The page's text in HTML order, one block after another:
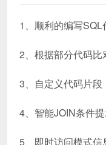
1、顺利的编写SQL
2、根据部分代码比
3、自定义代码片段
4、智能JOIN条件
5、即时访问模式信